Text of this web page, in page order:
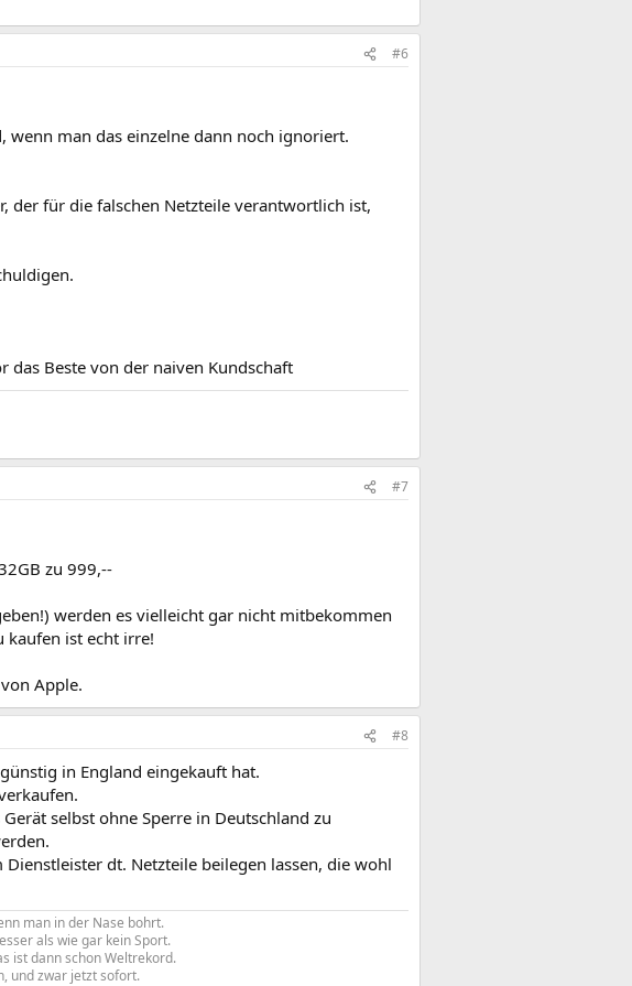
#6
wenn man das einzelne dann noch ignoriert.
der für die falschen Netzteile verantwortlich ist,
Beste von der naiven Kundschaft
#7
zu 999,--
werden es vielleicht gar nicht mitbekommen
kaufen ist echt irre!
Apple.
#8
in England eingekauft hat.
selbst ohne Sperre in Deutschland zu
dt. Netzteile beilegen lassen, die wohl
man in der Nase bohrt.
als wie gar kein Sport.
ist dann schon Weltrekord.
und zwar jetzt sofort.​